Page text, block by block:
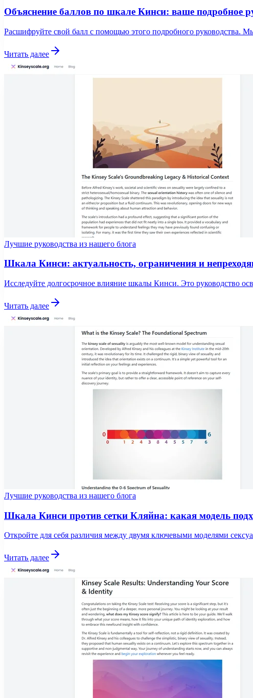
Объяснение баллов по шкале Кинси: ваше подробное
Расшифруйте свой балл с помощью этого подробного руководства.
Читать далее
Лучшие руководства из нашего блога
Шкала Кинси: актуальность, ограничения и
Исследуйте долгосрочное влияние шкалы Кинси. Это руководство
Читать далее
Лучшие руководства из нашего блога
Шкала Кинси против сетки Кляйна: какая модель
Откройте для себя различия между двумя ключевыми моделями
Читать далее